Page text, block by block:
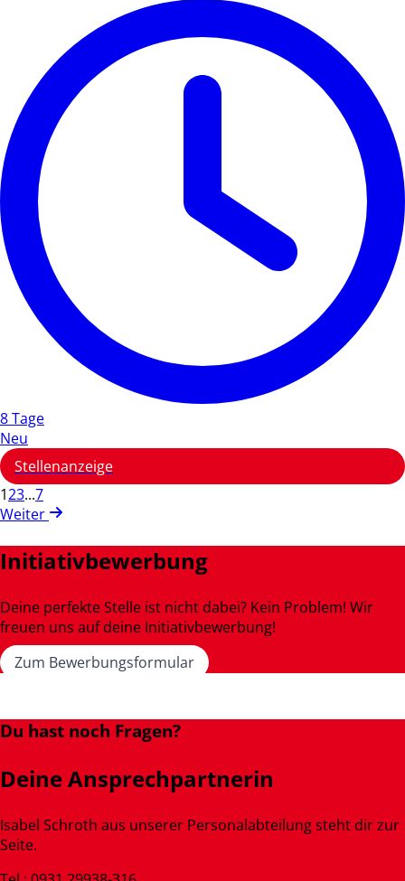
8 Tage
Neu
Stellenanzeige
123...7
Weiter
Initiativbewerbung
Deine perfekte Stelle ist nicht dabei? Kein Problem! Wir
freuen uns auf deine Initiativbewerbung!
Zum Bewerbungsformular
Du hast noch Fragen?
Deine Ansprechpartnerin
Isabel Schroth aus unserer Personalabteilung steht dir zur
Seite.